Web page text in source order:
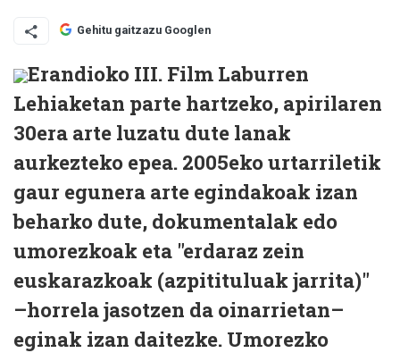
Gehitu gaitzazu Googlen
Erandioko III. Film Laburren
Lehiaketan parte hartzeko, apirilaren
30era arte luzatu dute lanak
aurkezteko epea. 2005eko urtarriletik
gaur egunera arte egindakoak izan
beharko dute, dokumentalak edo
umorezkoak eta "erdaraz zein
euskarazkoak (azpitituluak jarrita)"
–horrela jasotzen da oinarrietan–
eginak izan daitezke. Umorezko